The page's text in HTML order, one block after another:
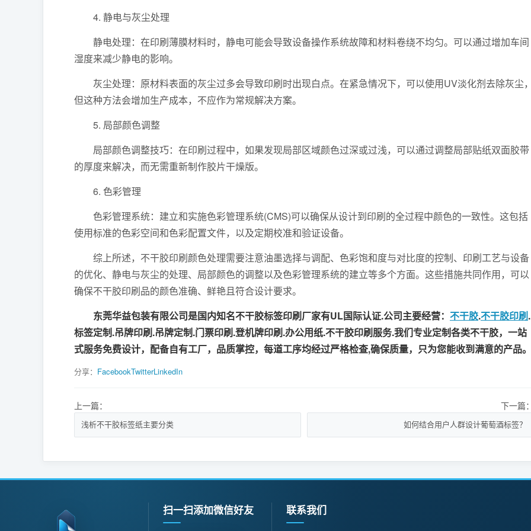
4. 静电与灰尘处理
静电处理：在印刷薄膜材料时，静电可能会导致设备操作系统故障和材料卷绕不均匀。可以通过增加车间
湿度来减少静电的影响。
灰尘处理：原材料表面的灰尘过多会导致印刷时出现白点。在紧急情况下，可以使用UV淡化剂去除灰尘
但这种方法会增加生产成本，不应作为常规解决方案。
5. 局部颜色调整
局部颜色调整技巧：在印刷过程中，如果发现局部区域颜色过深或过浅，可以通过调整局部贴纸双面胶带
的厚度来解决，而无需重新制作胶片干燥版。
6. 色彩管理
色彩管理系统：建立和实施色彩管理系统(CMS)可以确保从设计到印刷的全过程中颜色的一致性。这包括
使用标准的色彩空间和色彩配置文件，以及定期校准和验证设备。
综上所述，不干胶印刷颜色处理需要注意油墨选择与调配、色彩饱和度与对比度的控制、印刷工艺与设备
的优化、静电与灰尘的处理、局部颜色的调整以及色彩管理系统的建立等多个方面。这些措施共同作用，可以
确保不干胶印刷品的颜色准确、鲜艳且符合设计要求。
东莞华益包装有限公司是国内知名不干胶标签印刷厂家有UL国际认证.公司主要经营： 不干胶.不干胶印刷.
标签定制.吊牌印刷.吊牌定制.门票印刷.登机牌印刷.办公用纸.不干胶印刷服务.我们专业定制各类不干胶，一站
式服务免费设计，配备自有工厂，品质掌控，每道工序均经过严格检查,确保质量，只为您能收到满意的产品。
分享： FacebookTwitterLinkedIn
上一篇：
浅析不干胶标签纸主要分类
下一篇
如何结合用户人群设计葡萄酒标签？
扫一扫添加微信好友 联系我们